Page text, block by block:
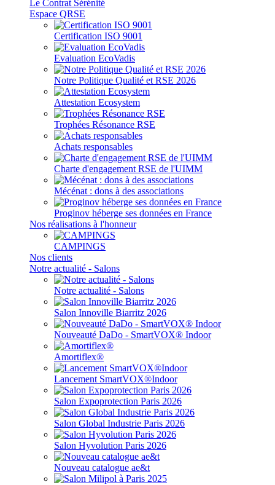
Le Contrat Sérénité
Espace QRSE
Certification ISO 9001
Evaluation EcoVadis
Notre Politique Qualité et RSE 2026
Attestation Ecosystem
Trophées Résonance RSE
Achats responsables
Charte d'engagement RSE de l'UIMM
Mécénat : dons à des associations
Proginov héberge ses données en France
Nos réalisations à l'honneur
CAMPINGS
Nos clients
Notre actualité - Salons
Notre actualité - Salons
Salon Innoville Biarritz 2026
Nouveauté DaDo - SmartVOX® Indoor
Amortiflex®
Lancement SmartVOX®Indoor
Salon Expoprotection Paris 2026
Salon Global Industrie Paris 2026
Salon Hyvolution Paris 2026
Nouveau catalogue ae&t